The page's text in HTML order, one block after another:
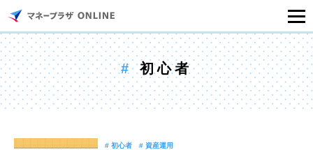
マネープラザONLINEとは
住宅ローンシミュレーション
#初心者
# 初心者 # 資産運用